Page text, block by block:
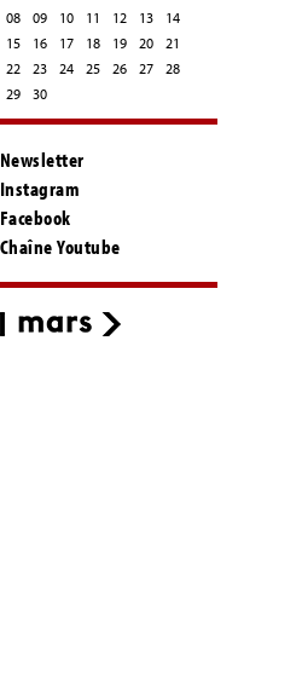
08
09 10 11 12 13
14
15
16 17 18 19 20
21
22
23 24 25 26 27
28
29
30
Newsletter
Instagram
Facebook
Chaîne Youtube